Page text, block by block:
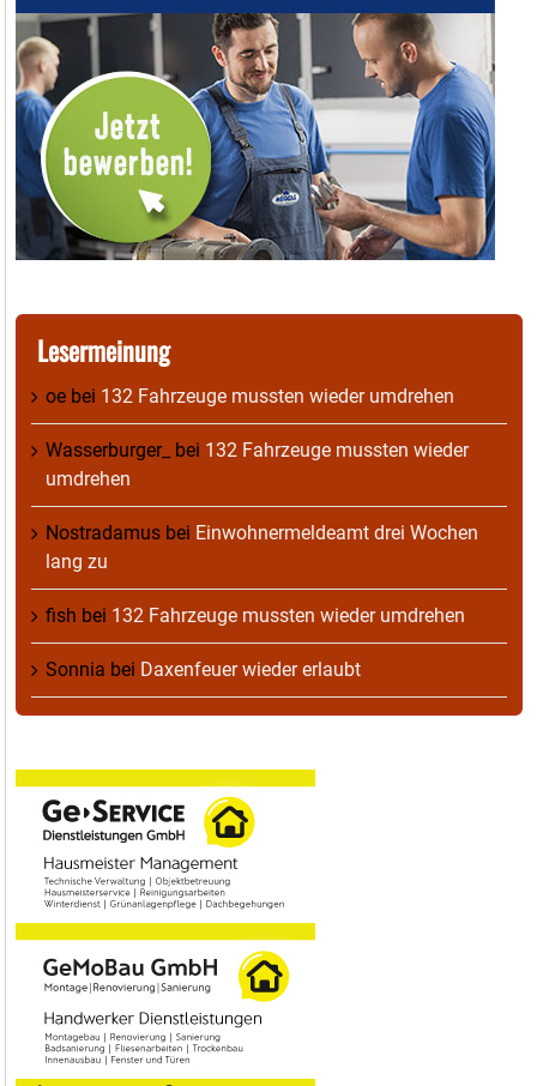
Lesermeinung
oe bei 132 Fahrzeuge mussten wieder umdrehen
Wasserburger_ bei 132 Fahrzeuge mussten wieder
umdrehen
Nostradamus bei Einwohnermeldeamt drei Wochen
lang zu
fish bei 132 Fahrzeuge mussten wieder umdrehen
Sonnia bei Daxenfeuer wieder erlaubt